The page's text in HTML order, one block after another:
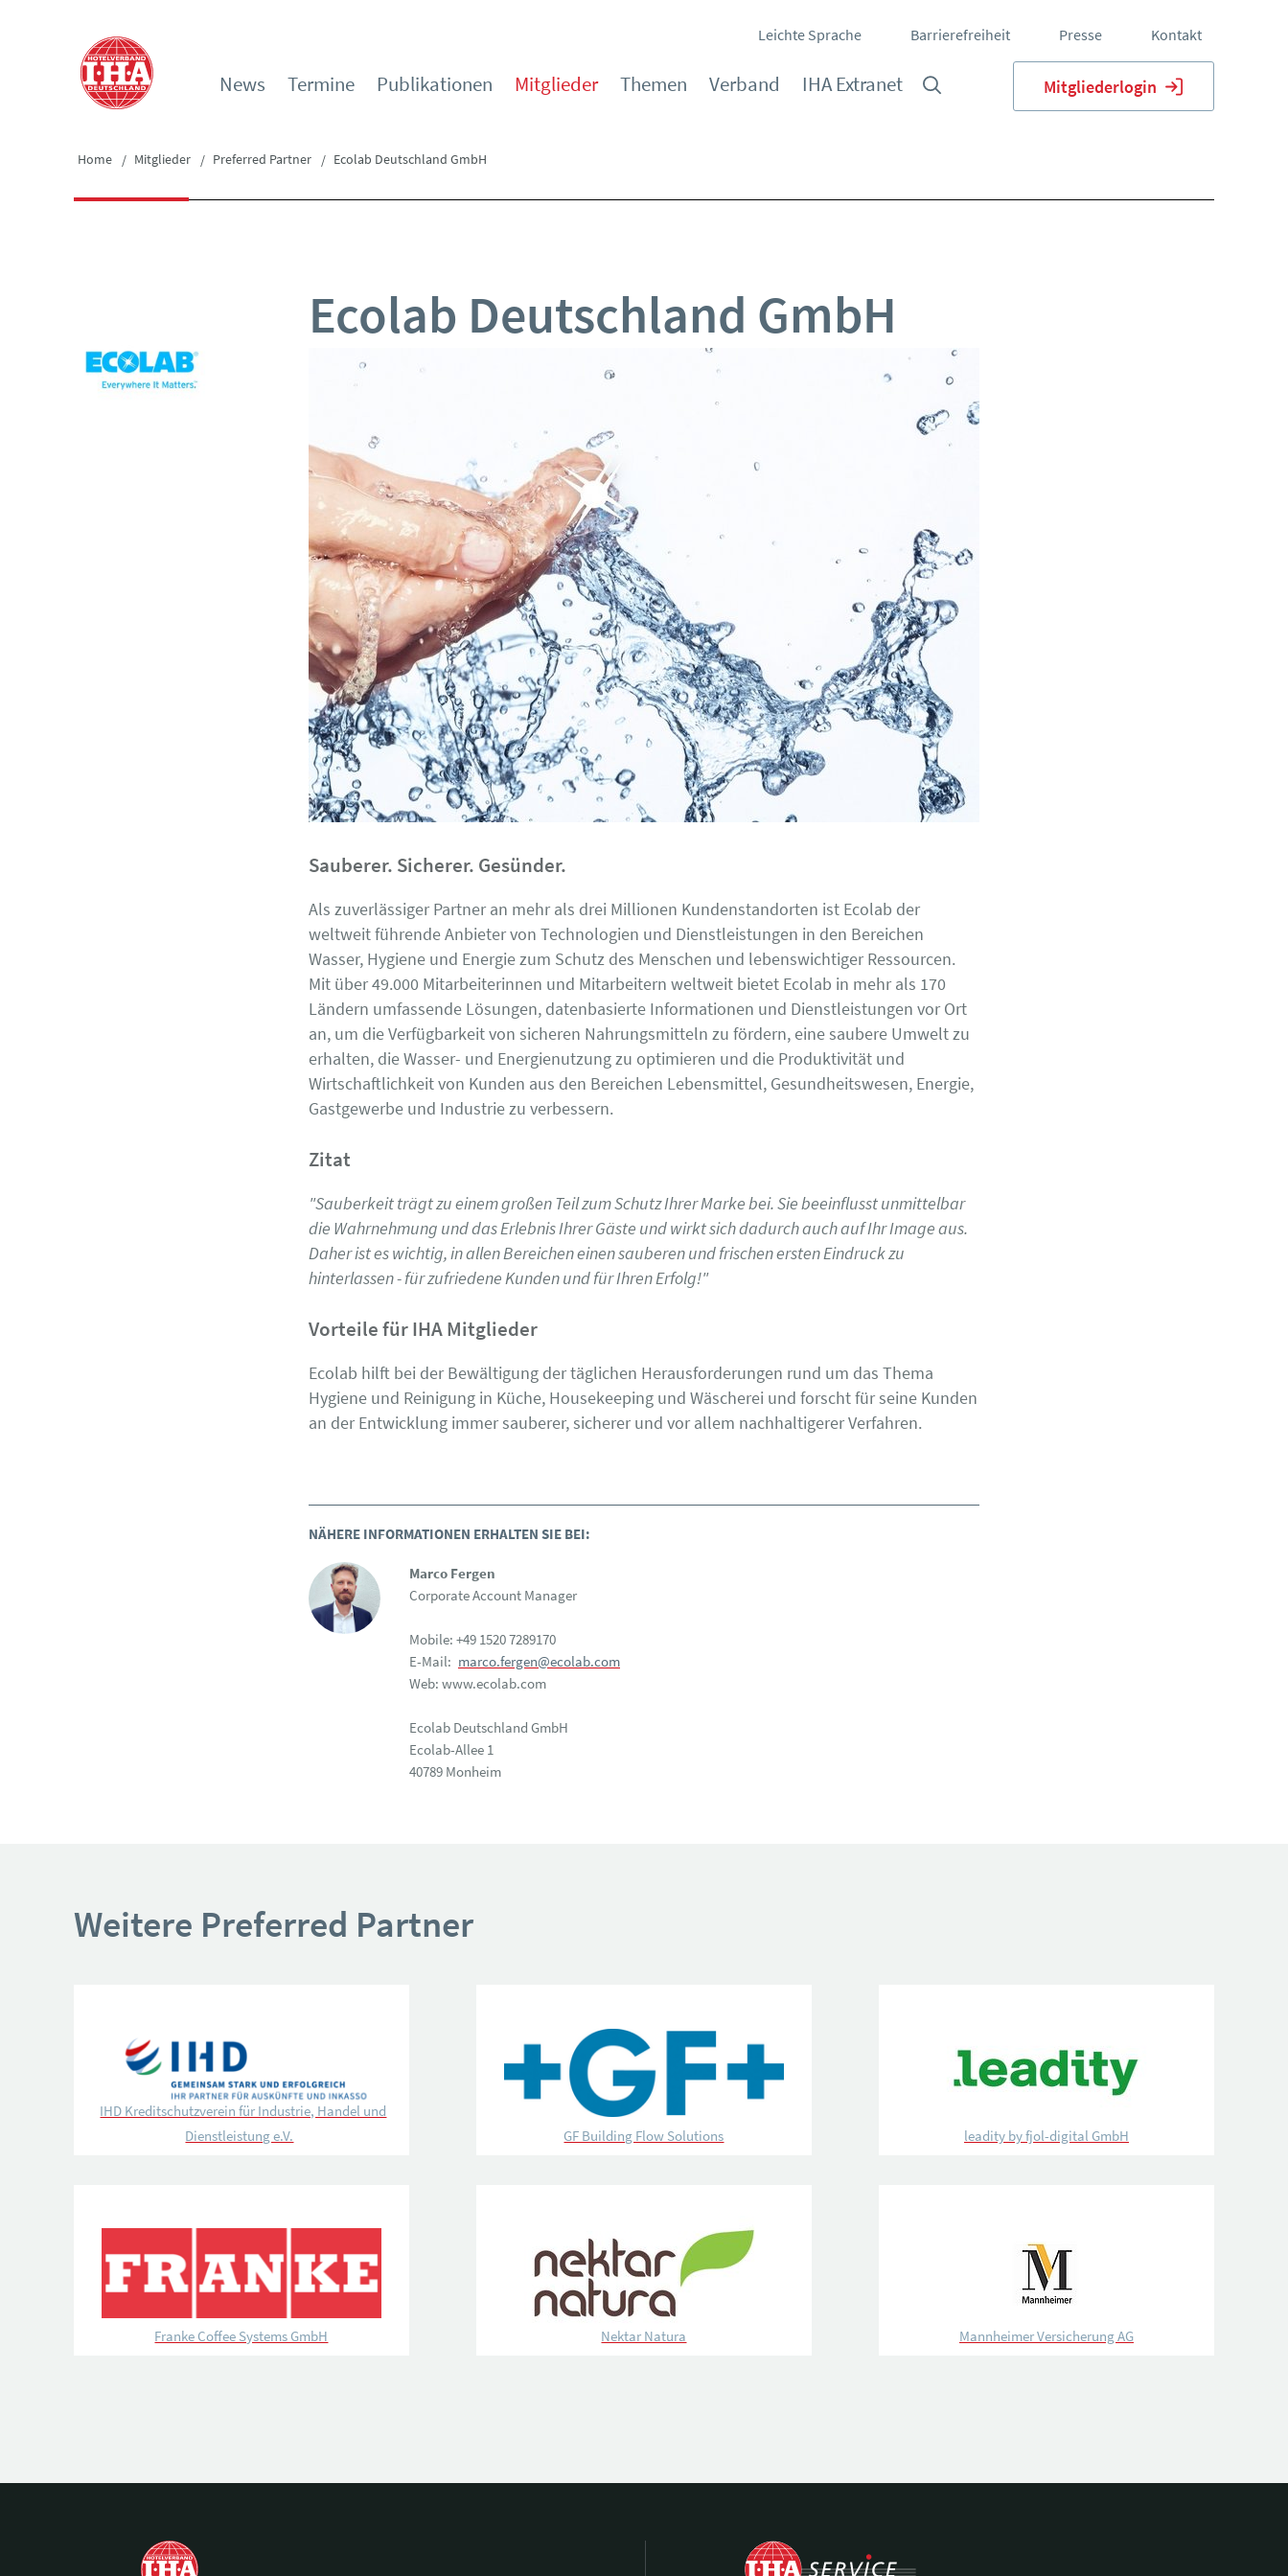
Leichte Sprache Barrierefreiheit Presse Kontakt
News Termine Publikationen Mitglieder Themen Verband IHA Extranet Mitgliederlogin
Home Mitglieder Preferred Partner Ecolab Deutschland GmbH
Ecolab Deutschland GmbH
Sauberer. Sicherer. Gesünder.
Als zuverlässiger Partner an mehr als drei Millionen Kundenstandorten ist Ecolab der
weltweit führende Anbieter von Technologien und Dienstleistungen in den Bereichen
Wasser, Hygiene und Energie zum Schutz des Menschen und lebenswichtiger Ressourcen.
Mit über 49.000 Mitarbeiterinnen und Mitarbeitern weltweit bietet Ecolab in mehr als 170
Ländern umfassende Lösungen, datenbasierte Informationen und Dienstleistungen vor Ort
an, um die Verfügbarkeit von sicheren Nahrungsmitteln zu fördern, eine saubere Umwelt zu
erhalten, die Wasser- und Energienutzung zu optimieren und die Produktivität und
Wirtschaftlichkeit von Kunden aus den Bereichen Lebensmittel, Gesundheitswesen, Energie,
Gastgewerbe und Industrie zu verbessern.
Zitat
"Sauberkeit trägt zu einem großen Teil zum Schutz Ihrer Marke bei. Sie beeinflusst unmittelbar
die Wahrnehmung und das Erlebnis Ihrer Gäste und wirkt sich dadurch auch auf Ihr Image aus.
Daher ist es wichtig, in allen Bereichen einen sauberen und frischen ersten Eindruck zu
hinterlassen - für zufriedene Kunden und für Ihren Erfolg!"
Vorteile für IHA Mitglieder
Ecolab hilft bei der Bewältigung der täglichen Herausforderungen rund um das Thema
Hygiene und Reinigung in Küche, Housekeeping und Wäscherei und forscht für seine Kunden
an der Entwicklung immer sauberer, sicherer und vor allem nachhaltigerer Verfahren.
NÄHERE INFORMATIONEN ERHALTEN SIE BEI:
Marco Fergen
Corporate Account Manager
Mobile: +49 1520 7289170
E-Mail: marco.fergen@ecolab.com
Web: www.ecolab.com
Ecolab Deutschland GmbH
Ecolab-Allee 1
40789 Monheim
Weitere Preferred Partner
IHD Kreditschutzverein für Industrie, Handel und
Dienstleistung e.V.
GF Building Flow Solutions leadity by fjol-digital GmbH
Franke Coffee Systems GmbH Nektar Natura Mannheimer Versicherung AG